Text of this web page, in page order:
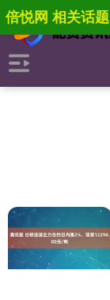
倍悦网 相关话题